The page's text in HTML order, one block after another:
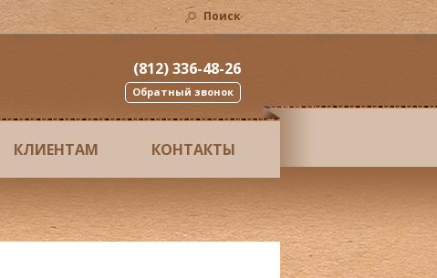
Поиск
КЛИЕНТАМ КОНТАКТЫ
(812) 336-48-26
Обратный звонок